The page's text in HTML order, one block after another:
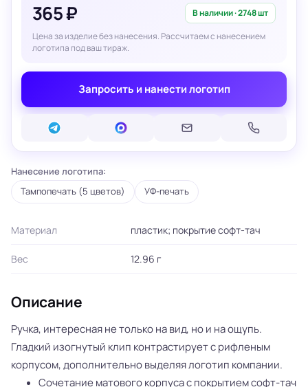
365 ₽ В наличии · 2748 шт
Цена за изделие без нанесения. Рассчитаем с нанесением
логотипа под ваш тираж.
Запросить и нанести логотип
Нанесение логотипа:
Тампопечать (5 цветов) УФ-печать
Материал пластик; покрытие софт-тач
Вес 12.96 г
Описание
Ручка, интересная не только на вид, но и на ощупь.
Гладкий изогнутый клип контрастирует с рифленым
корпусом, дополнительно выделяя логотип компании.
Сочетание матового корпуса с покрытием софт-тач